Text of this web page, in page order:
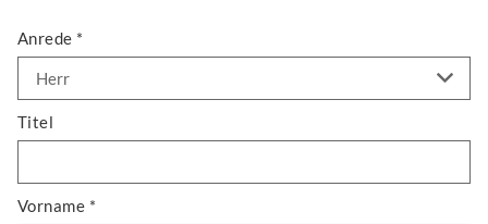
Anrede *
Titel
Vorname *